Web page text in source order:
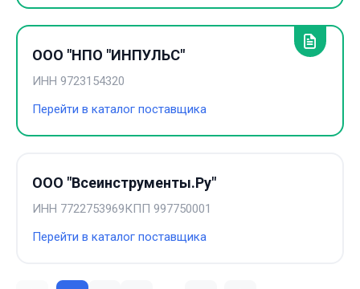
ООО "НПО "ИНПУЛЬС"
ИНН 9723154320
Перейти в каталог поставщика
ООО "Всеинструменты.Ру"
ИНН 7722753969КПП 997750001
Перейти в каталог поставщика